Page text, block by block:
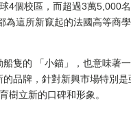
4個校區，而超過3萬5,000
為這所新竄起的法國高等商
隻的 「小錨」，也意味著
品牌，針對新興市場特別是
樹立新的口碑和形象。